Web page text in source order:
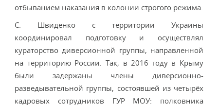
отбыванием наказания в колонии строгого режима.
С. Швиденко с территории Украины
координировал подготовку и осуществлял
кураторство диверсионной группы, направленной
на территорию России. Так, в 2016 году в Крыму
были задержаны члены диверсионно-
разведывательной группы, состоявшей из четырёх
кадровых сотрудников ГУР МОУ: полковника